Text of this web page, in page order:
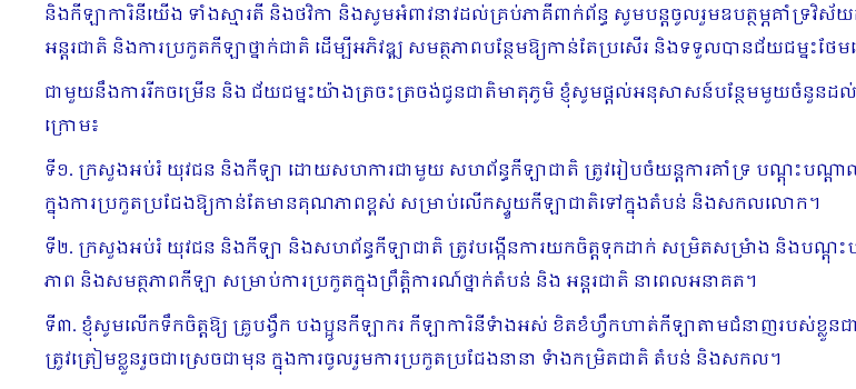
និងកីឡាការិនីយើង ទាំងស្មារតី និងថវិកា និងសូមអំពាវនាវដល់គ្រប់ភាគីពាក់ព័ន្ធ សូមបន្តចូលរួមឧបត្ថម្ភគាំទ្រវិ
អន្តរជាតិ និងការប្រកួតកីឡាថ្នាក់ជាតិ ដើម្បីអភិវឌ្ឍ សមត្ថភាពបន្ថែមឱ្យកាន់តែប្រសើរ និងទទួលបានជ័យជម្នះថែ
ជាមួយនឹងការរីកចម្រើន និង ជ័យជម្នះយ៉ាងត្រចះត្រចង់ជូនជាតិមាតុភូមិ ខ្ញុំសូមផ្តល់អនុសាសន៍បន្ថែមមួយចំនួនដ
ក្រោម៖
ទី១. ក្រសួងអប់រំ យុវជន និងកីឡា ដោយសហការជាមួយ សហព័ន្ធកីឡាជាតិ ត្រូវរៀបចំយន្តការគាំទ្រ បណ្តុះបណ្ត
ក្នុងការប្រកួតប្រជែងឱ្យកាន់តែមានគុណភាពខ្ពស់ សម្រាប់លើកស្ទួយកីឡាជាតិទៅក្នុងតំបន់ និងសកលលោក។
ទី២. ក្រសួងអប់រំ យុវជន និងកីឡា និងសហព័ន្ធកីឡាជាតិ ត្រូវបង្កើនការយកចិត្តទុកដាក់ សម្រិតសម្រំាង និងបណ្តុ
ភាព និងសមត្ថភាពកីឡា សម្រាប់ការប្រកួតក្នុងព្រឹត្តិការណ៍ថ្នាក់តំបន់ និង អន្តរជាតិ នាពេលអនាគត។
ទី៣. ខ្ញុំសូមលើកទឹកចិត្តឱ្យ គ្រូបង្វឹក បងប្អូនកីឡាករ កីឡាការិនីទំាងអស់ ខិតខំហ្វឹកហាត់កីឡាតាមជំនាញរបស់ខ្លួន
ត្រូវត្រៀមខ្លួនរួចជាស្រេចជាមុន ក្នុងការចូលរួមការប្រកួតប្រជែងនានា ទំាងកម្រិតជាតិ តំបន់ និងសកល។